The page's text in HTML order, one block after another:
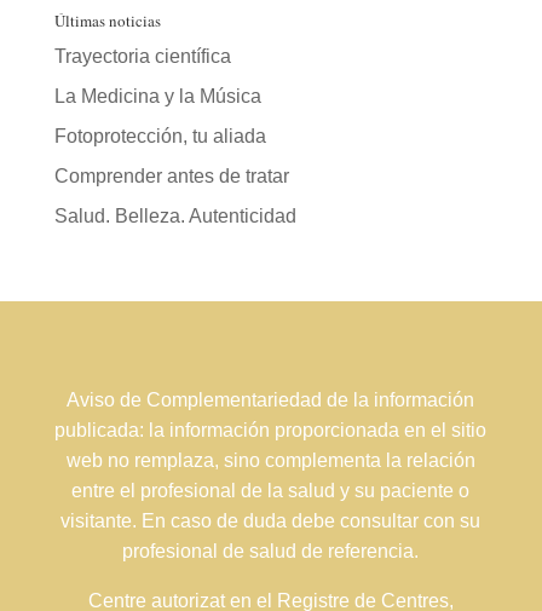
Últimas noticias
Trayectoria científica
La Medicina y la Música
Fotoprotección, tu aliada
Comprender antes de tratar
Salud. Belleza. Autenticidad
Aviso de Complementariedad de la información
publicada: la información proporcionada en el sitio
web no remplaza, sino complementa la relación
entre el profesional de la salud y su paciente o
visitante. En caso de duda debe consultar con su
profesional de salud de referencia.
Centre autorizat en el Registre de Centres,